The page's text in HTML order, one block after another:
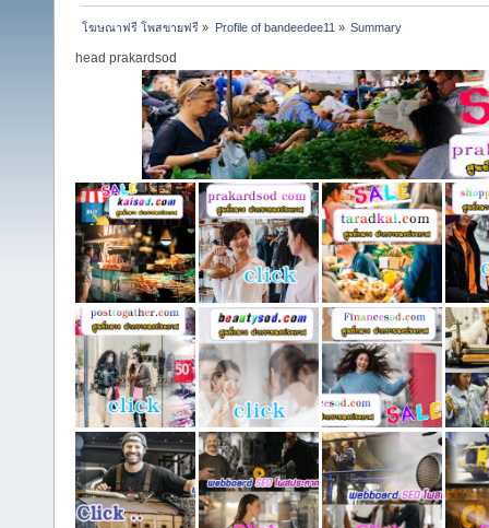
โฆษณาฟรี โพสขายฟรี » Profile of bandeedee11 » Summary
head prakardsod